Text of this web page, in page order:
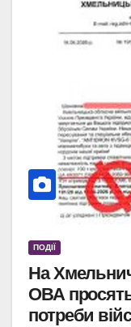
ПОДІЇ
На
ОВА
потреби